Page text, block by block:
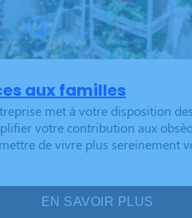
aux familles
met à votre disposition
votre contribution aux
de vivre plus sereinement
EN SAVOIR PLUS